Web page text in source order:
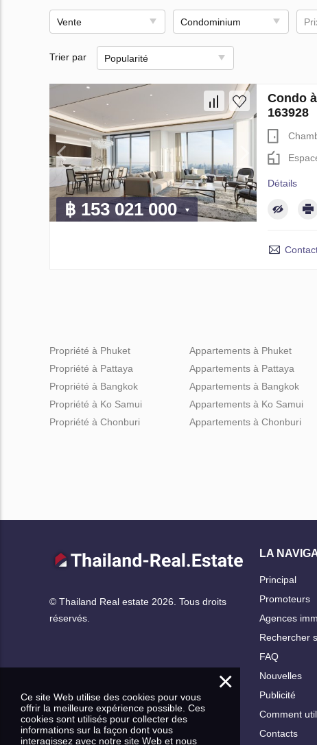
Vente Condominium
Trier par Popularité
฿ 153 021 000
Condo
163928
Détails
Propriété à Phuket
Propriété à Pattaya
Propriété à Bangkok
Propriété à Ko Samui
Propriété à Chonburi
Appartements à Phuket
Appartements à Pattaya
Appartements à Bangkok
Appartements à Ko Samui
Appartements à Chonburi
© Thailand Real estate 2026. Tous droits
réservés.
LA
Principal
Promoteurs
Agences
Rechercher
FAQ
Nouvelles
Publicité
Comment
Contacts
×
Ce site Web utilise des cookies pour vous
offrir la meilleure expérience possible. Ces
cookies sont utilisés pour collecter des
informations sur la façon dont vous
interagissez avec notre site Web et nous